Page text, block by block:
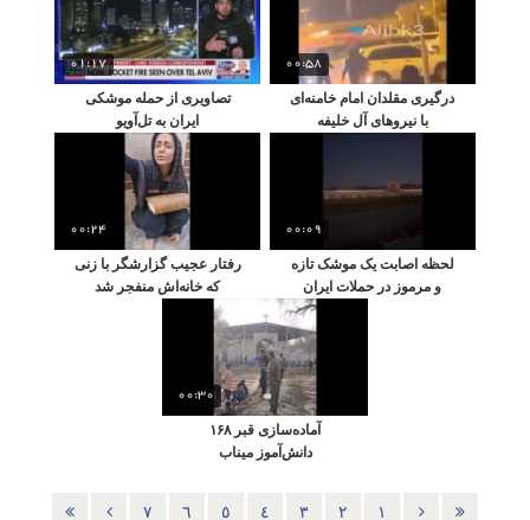
00:58
درگیری مقلدان امام خامنه‌ای
با نیروهای آل خلیفه
01:17
تصاویری از حمله موشکی
ایران به تل‌آویو
00:09
لحظه اصابت یک موشک تازه
و مرموز در حملات ایران
00:24
رفتار عجیب گزارشگر با زنی
که خانه‌اش منفجر شد
00:30
آماده‌سازی قبر ۱۶۸
دانش‌آموز میناب
١ ٢ ٣ ٤ ٥ ٦ ٧